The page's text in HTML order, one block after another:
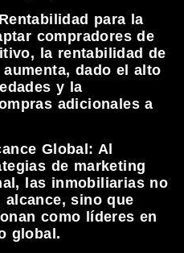
para la
compradores de
la rentabilidad de
dado el alto
y la
adicionales a
Global: Al
de marketing
las inmobiliarias no
sino que
como líderes en
global.